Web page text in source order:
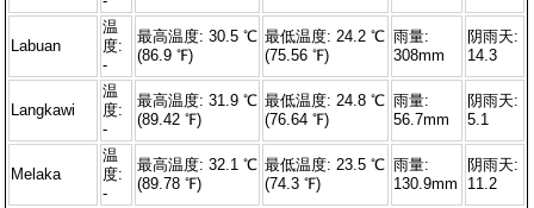
Labuan
温
度:
-
最高温度: 30.5 ℃
(86.9 ℉)
最低温度: 24.2 ℃
(75.56 ℉)
雨量:
308mm
阴雨天:
14.3
Langkawi
温
度:
-
最高温度: 31.9 ℃
(89.42 ℉)
最低温度: 24.8 ℃
(76.64 ℉)
雨量:
56.7mm
阴雨天:
5.1
Melaka
温
度:
-
最高温度: 32.1 ℃
(89.78 ℉)
最低温度: 23.5 ℃
(74.3 ℉)
雨量:
130.9mm
阴雨天:
11.2